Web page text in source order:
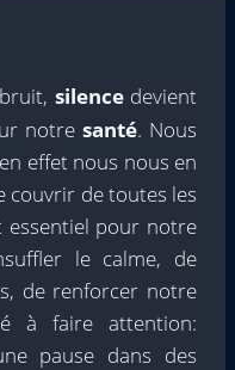
silencedevient
notre santé. Nous
effet nous nous en
couvrir de toutes les
essentiel pour notre
le calme, de
de renforcer notre
à faire attention:
pause dans des